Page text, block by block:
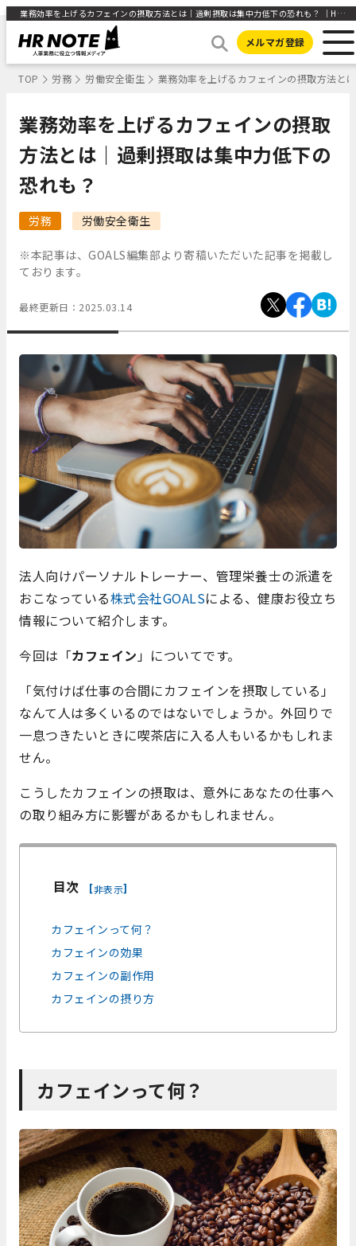
業務効率を上げるカフェインの摂取方法とは｜過剰摂取は集中力低下の恐れも？ ｜HR NOTE
メルマガ登録
TOP 労務 労働安全衛生 業務効率を上げるカフェインの摂取方法と
業務効率を上げるカフェインの摂取
方法とは｜過剰摂取は集中力低下の
恐れも？
労務 労働安全衛生
※本記事は、GOALS編集部より寄稿いただいた記事を掲載し
ております。
最終更新日： 2025.03.14
法人向けパーソナルトレーナー、管理栄養士の派遣を
おこなっている株式会社GOALSによる、健康お役立ち
情報について紹介します。
今回は「カフェイン 」についてです。
「気付けば仕事の合間にカフェインを摂取している」
なんて人は多くいるのではないでしょうか。外回りで
一息つきたいときに喫茶店に入る人もいるかもしれま
せん。
こうしたカフェインの摂取は、意外にあなたの仕事へ
の取り組み方に影響があるかもしれません。
目次 [非表示]
カフェインって何？
カフェインの効果
カフェインの副作用
カフェインの摂り方
カフェインって何？